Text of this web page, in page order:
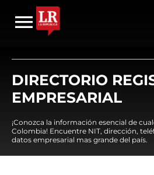
DIRECTORIO
EMPRESARIAL
¡Conozca la información esencial de
Colombia! Encuentre NIT, dirección,
datos empresarial mas grande del país.